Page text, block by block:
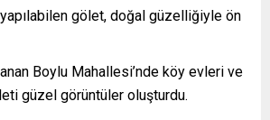
gölet, doğal güzelliğiyle ön
Boylu Mahallesi’nde köy evleri ve
güzel görüntüler oluşturdu.